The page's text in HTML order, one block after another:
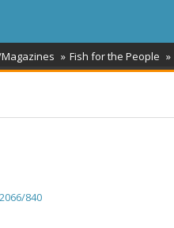
Fish for the People
840